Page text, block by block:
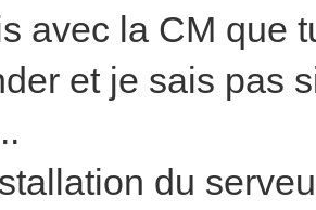
avec la CM que
et je sais pas
du